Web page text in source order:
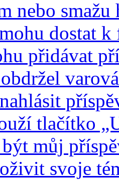
nebo smažu
dostat k
přidávat
tlačítko
můj
svoje